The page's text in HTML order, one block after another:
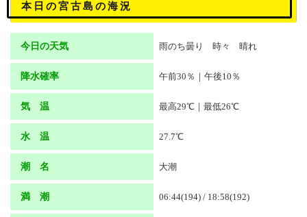
本日の宮古島の海況
今日の天気 雨のち曇り 時々 晴れ
降水確率 午前30％｜午後10％
気 温 最高29℃｜最低26℃
水 温 27.7℃
潮 名 大潮
満 潮 06:44(194) / 18:58(192)